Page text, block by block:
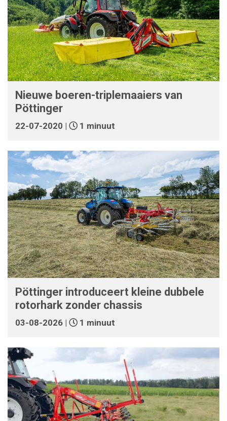
Nieuwe boeren-triplemaaiers van
Pöttinger
22-07-2020 | 1 minuut
Pöttinger introduceert kleine dubbele
rotorhark zonder chassis
03-08-2026 | 1 minuut